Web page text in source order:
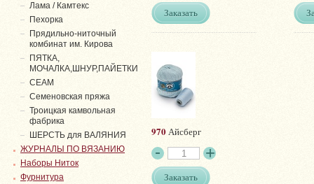
Заказать
970Айсберг
Заказать
Лама / Камтекс
Пехорка
Прядильно-ниточный
комбинат им. Кирова
ПЯТКА,
МОЧАЛКА,ШНУР,ПАЙЕТКИ
СЕАМ
Семеновская пряжа
Троицкая камвольная
фабрика
ШЕРСТЬ для ВАЛЯНИЯ
ЖУРНАЛЫ ПО ВЯЗАНИЮ
Наборы Ниток
Фурнитура